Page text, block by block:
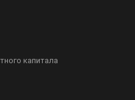
капитала